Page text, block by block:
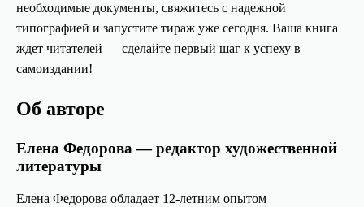
необходимые документы, свяжитесь с надежной
типографией и запустите тираж уже сегодня. Ваша книга
ждет читателей — сделайте первый шаг к успеху в
самоиздании!
Об авторе
Елена Федорова — редактор художественной
литературы
Елена Федорова обладает 12-летним опытом